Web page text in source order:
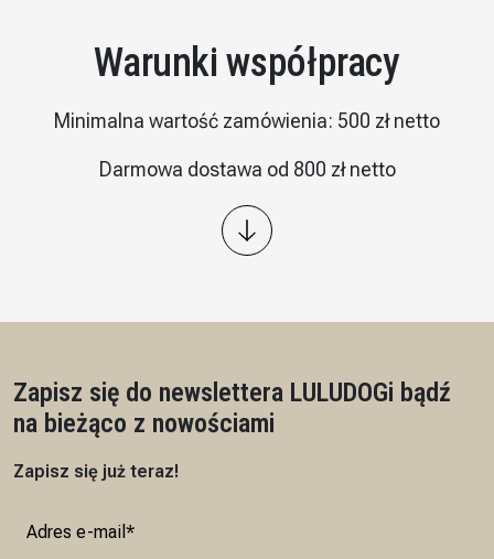
Warunki współpracy
Minimalna wartość zamówienia: 500 zł netto
Darmowa dostawa od 800 zł netto
Wysyłka: kurier InPost
Zapisz się do newslettera LULUDOGi bądź
na bieżąco z nowościami
Zapisz się już teraz!